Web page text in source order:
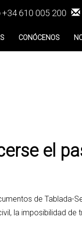
+34 610 005 200
CONÓCENOS
el
de Tablada-
la imposibilidad de